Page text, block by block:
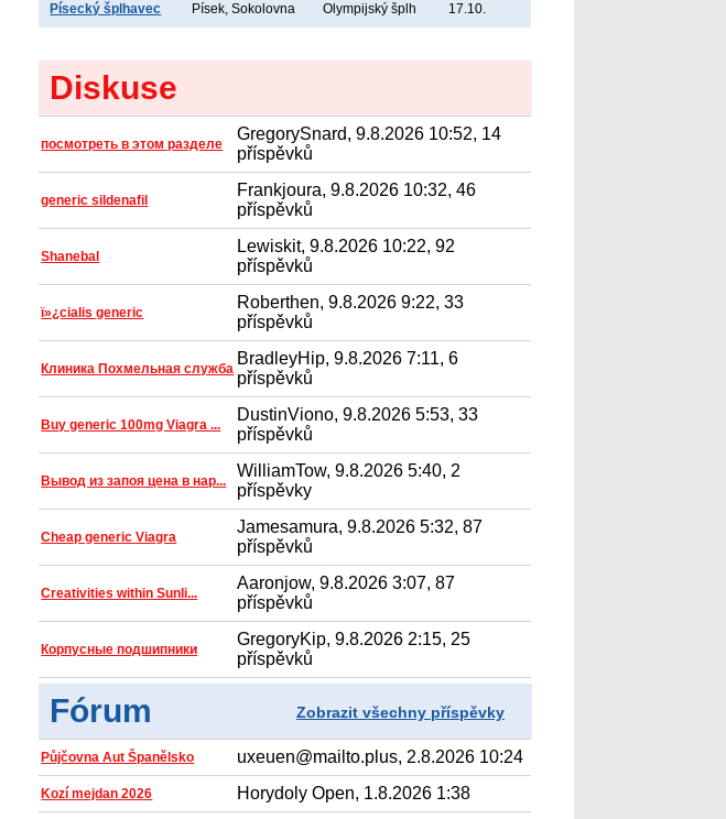
Písecký šplhavec Písek, Sokolovna Olympijský šplh 17.10.
Diskuse
посмотреть в этом разделе
GregorySnard, 9.8.2026 10:52, 14
příspěvků
generic sildenafil
Frankjoura, 9.8.2026 10:32, 46
příspěvků
Shanebal
Lewiskit, 9.8.2026 10:22, 92
příspěvků
ï»¿cialis generic
Roberthen, 9.8.2026 9:22, 33
příspěvků
Клиника Похмельная служба
BradleyHip, 9.8.2026 7:11, 6
příspěvků
Buy generic 100mg Viagra ...
DustinViono, 9.8.2026 5:53, 33
příspěvků
Вывод из запоя цена в нар...
WilliamTow, 9.8.2026 5:40, 2
příspěvky
Cheap generic Viagra
Jamesamura, 9.8.2026 5:32, 87
příspěvků
Creativities within Sunli...
Aaronjow, 9.8.2026 3:07, 87
příspěvků
Корпусные подшипники
GregoryKip, 9.8.2026 2:15, 25
příspěvků
Fórum Zobrazit všechny příspěvky
Půjčovna Aut Španělsko uxeuen@mailto.plus, 2.8.2026 10:24
Kozí mejdan 2026 Horydoly Open, 1.8.2026 1:38